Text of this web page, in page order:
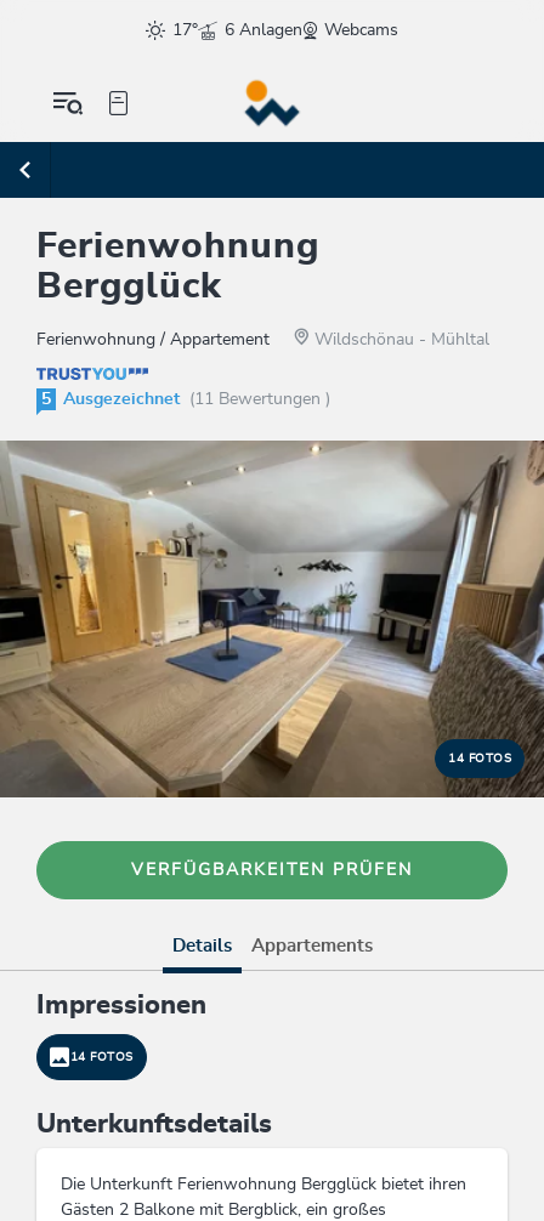
17° 6 Anlagen Webcams
Ferienwohnung
Bergglück
Ferienwohnung / Appartement Wildschönau - Mühltal
5 Ausgezeichnet (11 Bewertungen )
14 FOTOS
VERFÜGBARKEITEN PRÜFEN
Details Appartements
Impressionen
14 FOTOS
Unterkunftsdetails
Die Unterkunft Ferienwohnung Bergglück bietet ihren
Gästen 2 Balkone mit Bergblick, ein großes